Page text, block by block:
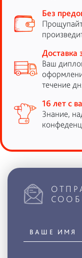
Без
Доставка
Ваш
течение
16 лет с
Знание,